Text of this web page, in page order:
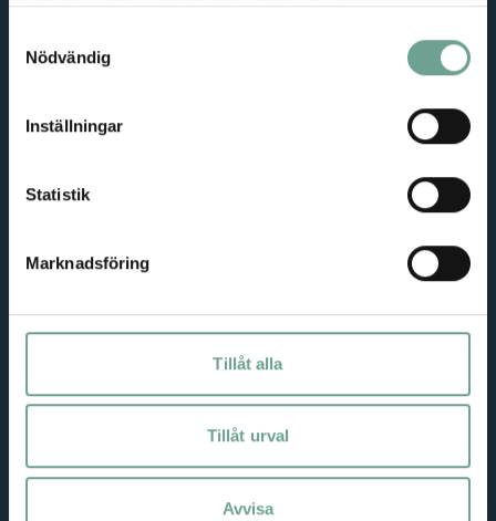
Nödvändig
Inställningar
Statistik
Marknadsföring
Tillåt alla
Tillåt urval
Avvisa
Missa inga nyheter!
personuppgifter